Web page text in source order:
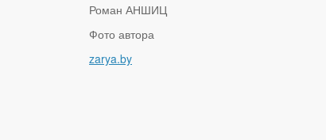
Роман АНШИЦ
Фото автора
zarya.by